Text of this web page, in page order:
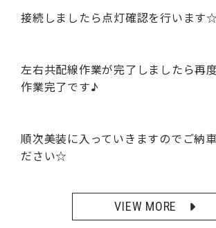
接続しましたら点灯確認を行います
左右共配線作業が完了しましたら再
作業完了です♪
順次美装に入っていきますのでご納
ださい☆
VIEW MORE